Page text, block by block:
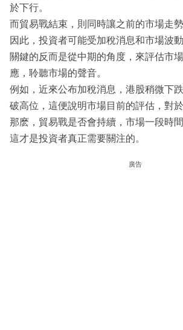
於下行。
而貿易戰結束，則同時讓之前的市場走勢
因此，投資者可能受加稅消息和市場波
關鍵的反而是從中期的角度，來評估市
應，聆聽市場的聲音。
例如，近來公布加稅消息，港股稍微下
破高位，這便說明市場目前的評估，對
那麽，貿易戰是否會持續，市場一段時
這才是投資者真正需要關注的。
廣告